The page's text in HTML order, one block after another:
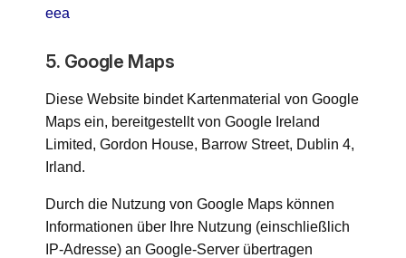
eea
5. Google Maps
Diese Website bindet Kartenmaterial von Google
Maps ein, bereitgestellt von Google Ireland
Limited, Gordon House, Barrow Street, Dublin 4,
Irland.
Durch die Nutzung von Google Maps können
Informationen über Ihre Nutzung (einschließlich
IP-Adresse) an Google-Server übertragen